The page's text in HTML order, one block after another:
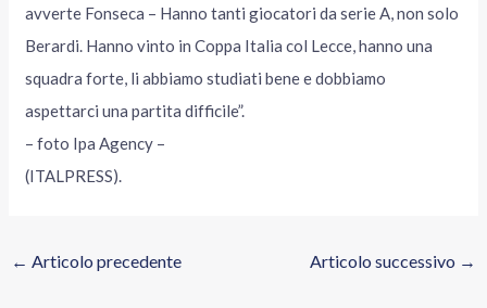
avverte Fonseca – Hanno tanti giocatori da serie A, non solo
Berardi. Hanno vinto in Coppa Italia col Lecce, hanno una
squadra forte, li abbiamo studiati bene e dobbiamo
aspettarci una partita difficile”.
– foto Ipa Agency –
(ITALPRESS).
← Articolo precedente Articolo successivo →